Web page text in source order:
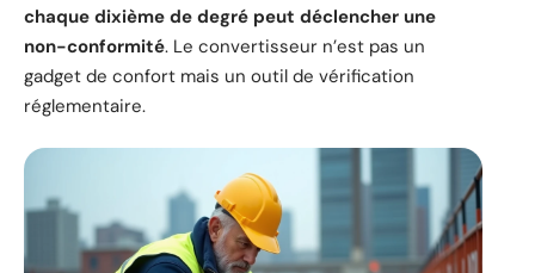
chaque dixième de degré peut déclencher une
non-conformité. Le convertisseur n’est pas un
gadget de confort mais un outil de vérification
réglementaire.